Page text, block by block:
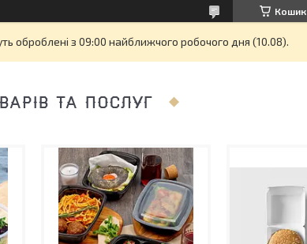
Кошик
оброблені з 09:00 найближчого робочого дня (10.08).
ТА ПОСЛУГ